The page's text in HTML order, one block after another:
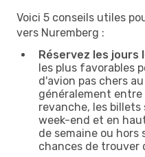
Voici 5 conseils utiles
vers Nuremberg :
Réservez les jours
les plus favorables
d'avion pas chers
généralement entre
revanche, les
week-end et en
de semaine ou hors
chances de trouver